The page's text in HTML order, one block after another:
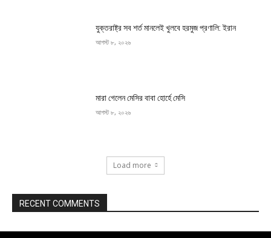
যুক্তরাষ্ট্র সব শর্ত মানলেই খুলবে হরমুজ প্রণালি: ইরান
আগস্ট ৮, ২০২৬
মারা গেলেন মেসির বাবা হোর্হে মেসি
আগস্ট ৮, ২০২৬
Load more
RECENT COMMENTS